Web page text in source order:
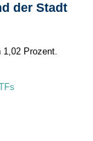
der Stadt
1,02 Prozent.